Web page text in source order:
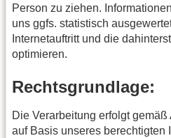
Person zu ziehen.
uns ggfs. statistisch
Internetauftritt und die
optimieren.
Rechtsgrundlage:
Die Verarbeitung erfolgt gemäß
auf Basis unseres berechtigten